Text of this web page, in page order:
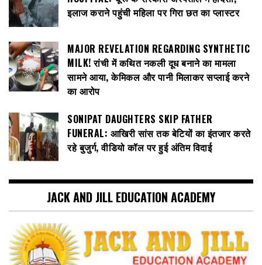
इलाज कराने पहुंची महिला पर गिरा छत का प्लास्टर
MAJOR REVELATION REGARDING SYNTHETIC
MILK! रांची में कथित नकली दूध बनाने का मामला
सामने आया, केमिकल और पानी मिलाकर सप्लाई करने
का आरोप
SONIPAT DAUGHTERS SKIP FATHER
FUNERAL: आखिरी सांस तक बेटियों का इंतजार करते
रहे बुजुर्ग, वीडियो कॉल पर हुई अंतिम विदाई
JACK AND JILL EDUCATION ACADEMY